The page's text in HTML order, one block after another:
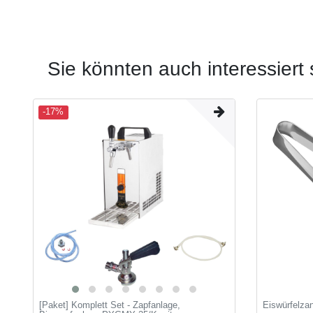
Sie könnten auch interessiert
-17%
[Paket] Komplett Set - Zapfanlage,